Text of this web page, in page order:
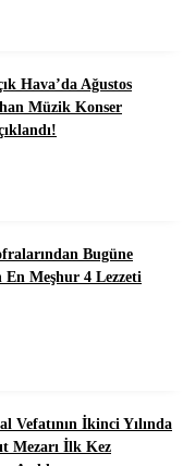
Hava’da Ağustos
Müzik Konser
Bugüne
En Meşhur 4 Lezzeti
Vefatının İkinci Yılında
Mezarı İlk Kez